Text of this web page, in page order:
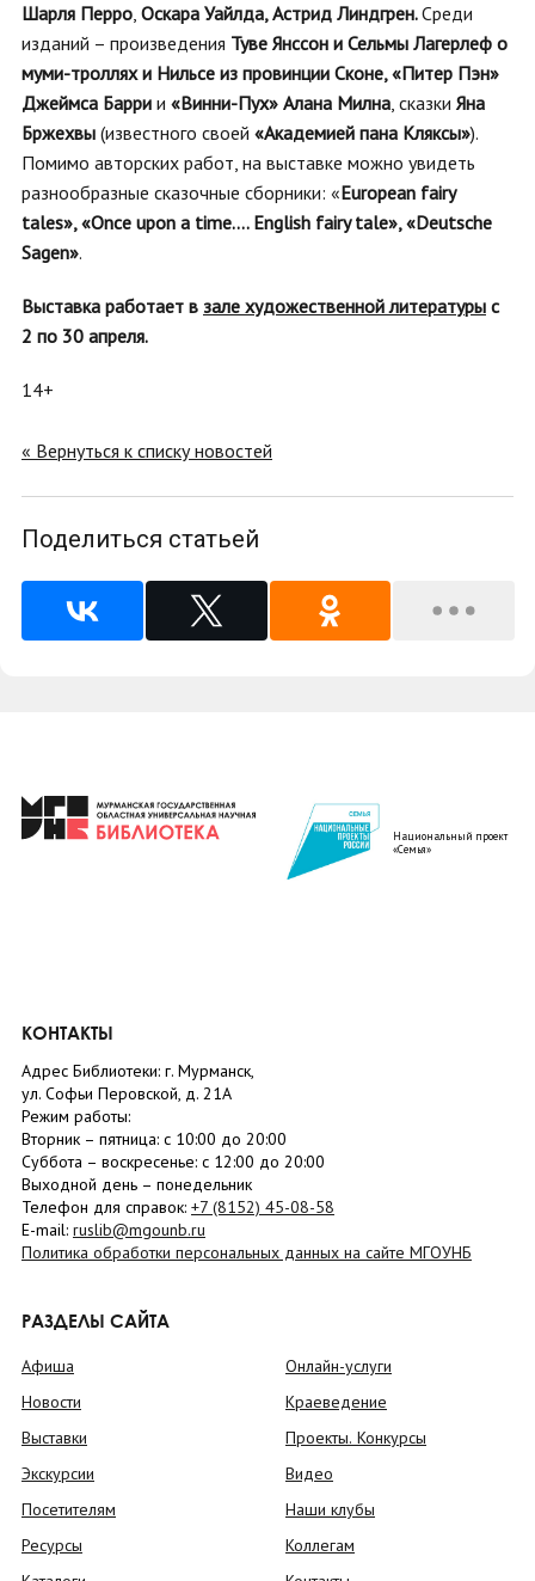
Шарля Перро, Оскара Уайлда, Астрид Линдгрен.Среди
изданий – произведения Туве Янссон и Сельмы Лагерлеф о
муми-троллях и Нильсе из провинции Сконе, «Питер Пэн»
Джеймса Барри и «Винни-Пух» Алана Милна, сказки Яна
Бржехвы (известного своей «Академией пана Кляксы»).
Помимо авторских работ, на выставке можно увидеть
разнообразные сказочные сборники: «European fairy
tales», «Once upon a time.... English fairy tale», «Deutsche
Sagen».
Выставка работает в зале художественной литературы с
2 по 30 апреля.
14+
« Вернуться к списку новостей
Поделиться статьей
Национальный проект
«Семья»
КОНТАКТЫ
Адрес Библиотеки: г. Мурманск,
ул. Софьи Перовской, д. 21А
Режим работы:
Вторник – пятница: с 10:00 до 20:00
Суббота – воскресенье: c 12:00 до 20:00
Выходной день – понедельник
Телефон для справок: +7 (8152) 45-08-58
E-mail: ruslib@mgounb.ru
Политика обработки персональных данных на сайте МГОУНБ
РАЗДЕЛЫ САЙТА
Афиша
Новости
Выставки
Экскурсии
Посетителям
Ресурсы
Онлайн-услуги
Краеведение
Проекты. Конкурсы
Видео
Наши клубы
Коллегам